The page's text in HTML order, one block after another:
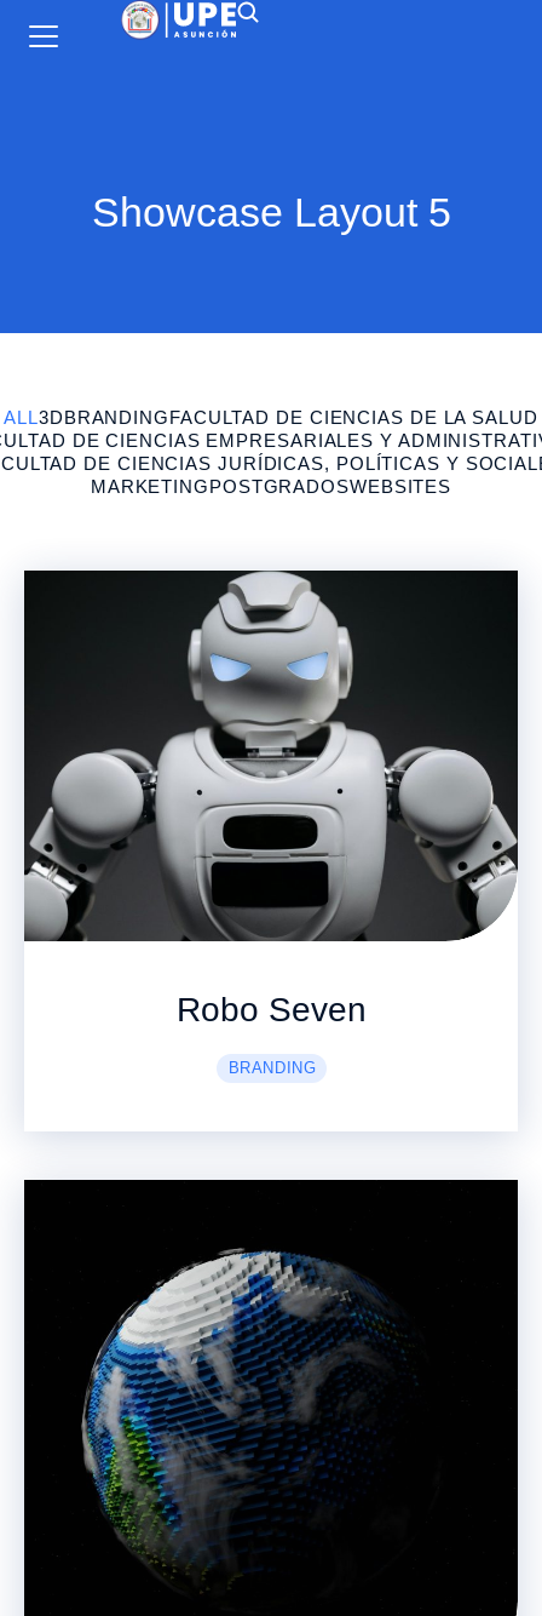
Showcase Layout 5
ALL3DBRANDINGFACULTAD DE CIENCIAS DE LA SALUD
DE CIENCIAS EMPRESARIALES Y
DE CIENCIAS JURÍDICAS, POLÍTICAS Y
MARKETINGPOSTGRADOSWEBSITES
Robo Seven
BRANDING